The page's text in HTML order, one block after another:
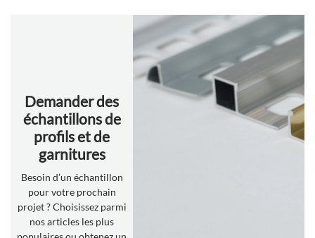
Demander des
échantillons de
profils et de
garnitures
Besoin d’un échantillon
pour votre prochain
projet ? Choisissez parmi
nos articles les plus